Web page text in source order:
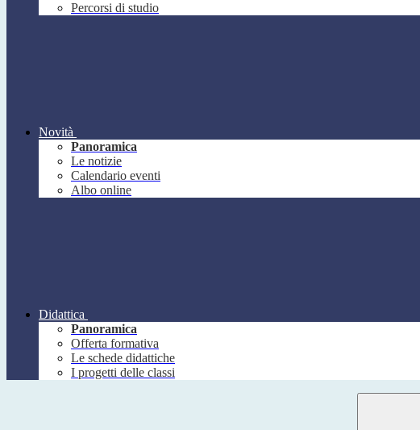
Percorsi di studio
Novità
Panoramica
Le notizie
Calendario eventi
Albo online
Didattica
Panoramica
Offerta formativa
Le schede didattiche
I progetti delle classi